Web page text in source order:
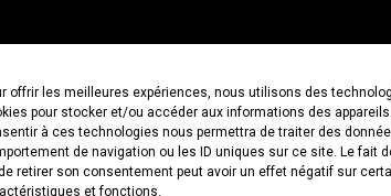
offrir les meilleures expériences, nous utilisons des
pour stocker et/ou accéder aux informations des
à ces technologies nous permettra de traiter des
de navigation ou les ID uniques sur ce site. Le fait
retirer son consentement peut avoir un effet négatif sur
et fonctions.